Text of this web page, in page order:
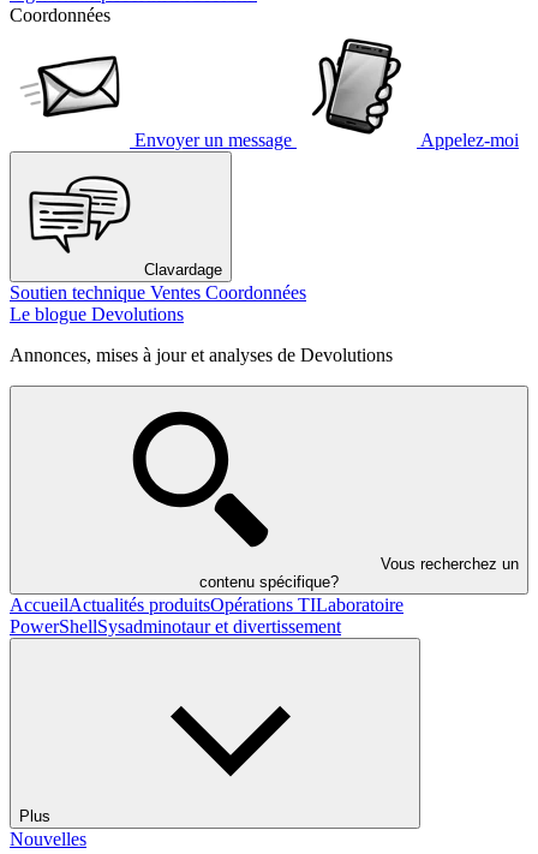
Coordonnées
Envoyer un message Appelez-moi
Clavardage
Soutien technique Ventes Coordonnées
Le blogue Devolutions
Annonces, mises à jour et analyses de Devolutions
Vous recherchez un
contenu spécifique?
AccueilActualités produitsOpérations TILaboratoire
PowerShellSysadminotaur et divertissement
Plus
Nouvelles